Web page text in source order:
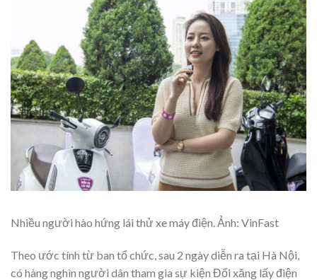
Nhiều người hào hứng lái thử xe máy điện. Ảnh: VinFast
Theo ước tính từ ban tổ chức, sau 2 ngày diễn ra tại Hà Nội,
có hàng nghìn người dân tham gia sự kiện Đổi xăng lấy điện